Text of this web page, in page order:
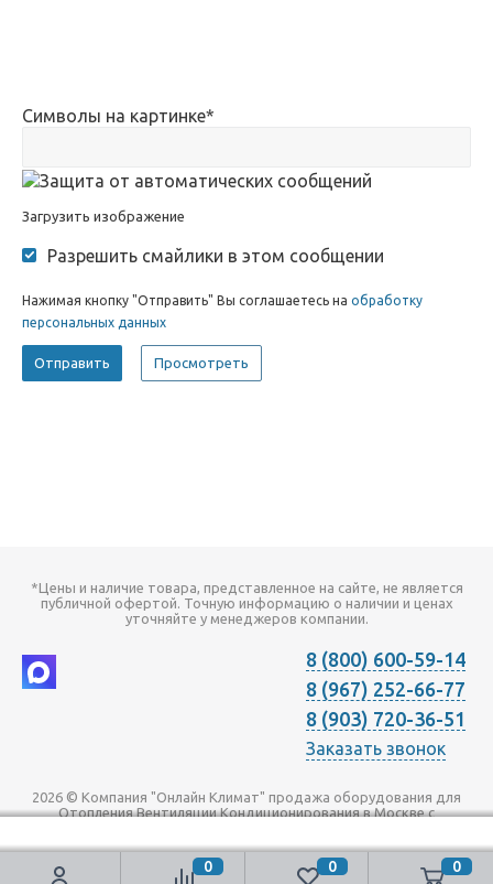
Символы на картинке*
Загрузить изображение
Разрешить смайлики в этом сообщении
Нажимая кнопку "Отправить" Вы соглашаетесь на обработку
персональных данных
*Цены и наличие товара, представленное на сайте, не является
публичной офертой. Точную информацию о наличии и ценах
уточняйте у менеджеров компании.
8 (800) 600-59-14
8 (967) 252-66-77
8 (903) 720-36-51
Заказать звонок
2026 © Компания "Онлайн Климат" продажа оборудования для
Отопления Вентиляции Кондиционирования в Москве с
0 0 0